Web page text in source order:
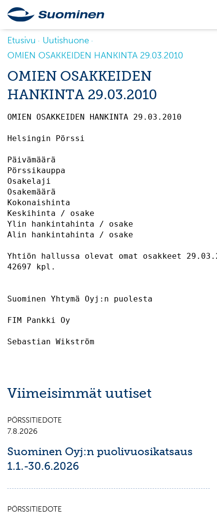
Etusivu
Uutishuone
OMIEN OSAKKEIDEN HANKINTA 29.03.2010
OMIEN OSAKKEIDEN
HANKINTA 29.03.2010
OMIEN OSAKKEIDEN
Päivämäärä
Pörssikauppa
Osakelaji
Osakemäärä
Kokonaishinta
Keskihinta / osake
Ylin hankintahinta / osake
Alin hankintahinta / osake
Yhtiön hallussa olevat omat osakkeet
Suominen Yhtymä Oyj:n puolesta
FIM
Viimeisimmät uutiset
PÖRSSITIEDOTE
7.8.2026
Suominen Oyj:n puolivuosikatsaus
1.1.-30.6.2026
PÖRSSITIEDOTE